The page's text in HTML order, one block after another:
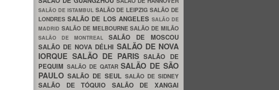
SALÃO DE ISTAMBUL SALÃO DE LEIPZIGSALÃO DE
LONDRESSALÃO DE LOS ANGELES SALÃO DE
MADRID SALÃO DE MELBOURNESALÃO DE MILÃO
SALÃO DE MONTREAL SALÃO DE MOSCOU
SALÃO DE NOVA DÉLHI SALÃO DE NOVA
IORQUE SALÃO DE PARISSALÃO DE
PEQUIM SALÃO DE QATARSALÃO DE SÃO
PAULO SALÃO DE SEUL SALÃO DE SIDNEY
SALÃO DE TÓQUIO SALÃO DE XANGAI